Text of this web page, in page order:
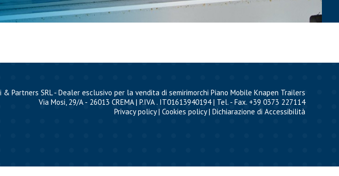
& Partners SRL - Dealer esclusivo per la vendita di semirimorchi Piano Mobile Knapen Trailers
Via Mosi, 29/A ‐ 26013 CREMA | P.IVA . IT01613940194 | Tel. - Fax. +39 0373 227114
Privacy policy| Cookies policy| Dichiarazione di Accessibilità